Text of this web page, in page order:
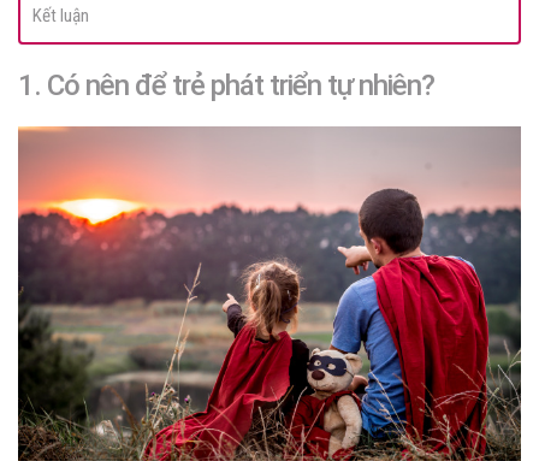
Kết luận
1. Có nên để trẻ phát triển tự nhiên?